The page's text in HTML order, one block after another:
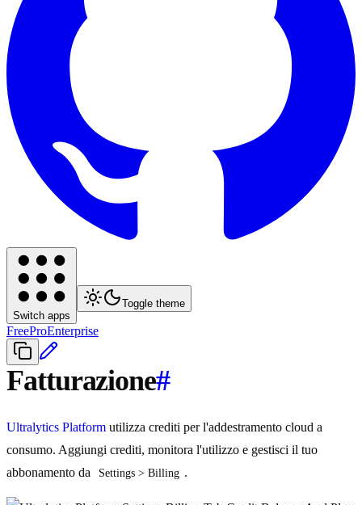
Switch apps
Toggle theme
FreeProEnterprise
Fatturazione#
Ultralytics Platform utilizza crediti per l'addestramento cloud a
consumo. Aggiungi crediti, monitora l'utilizzo e gestisci il tuo
abbonamento da
Settings > Billing .